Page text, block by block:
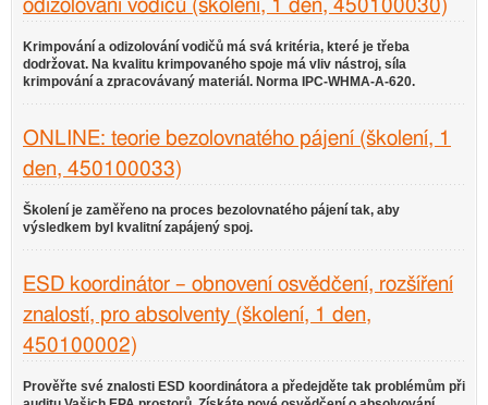
odizolování vodičů (školení, 1 den, 450100030)
Krimpování a odizolování vodičů má svá kritéria, které je třeba
dodržovat. Na kvalitu krimpovaného spoje má vliv nástroj, síla
krimpování a zpracovávaný materiál. Norma IPC-WHMA-A-620.
ONLINE: teorie bezolovnatého pájení (školení, 1
den, 450100033)
Školení je zaměřeno na proces bezolovnatého pájení tak, aby
výsledkem byl kvalitní zapájený spoj.
ESD koordinátor – obnovení osvědčení, rozšíření
znalostí, pro absolventy (školení, 1 den,
450100002)
Prověřte své znalosti ESD koordinátora a předejděte tak problémům při